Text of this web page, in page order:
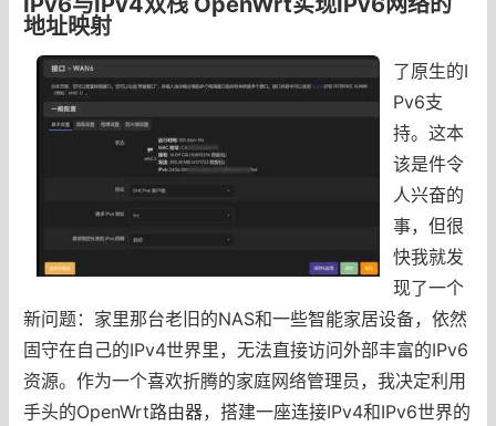
地址映射
了原生的I
Pv6支
持。这本
该是件令
人兴奋的
事，但很
快我就发
现了一个
新问题：家里那台老旧的NAS和一些智能家居设备，依然
固守在自己的IPv4世界里，无法直接访问外部丰富的IPv6
资源。作为一个喜欢折腾的家庭网络管理员，我决定利用
手头的OpenWrt路由器，搭建一座连接IPv4和IPv6世界的